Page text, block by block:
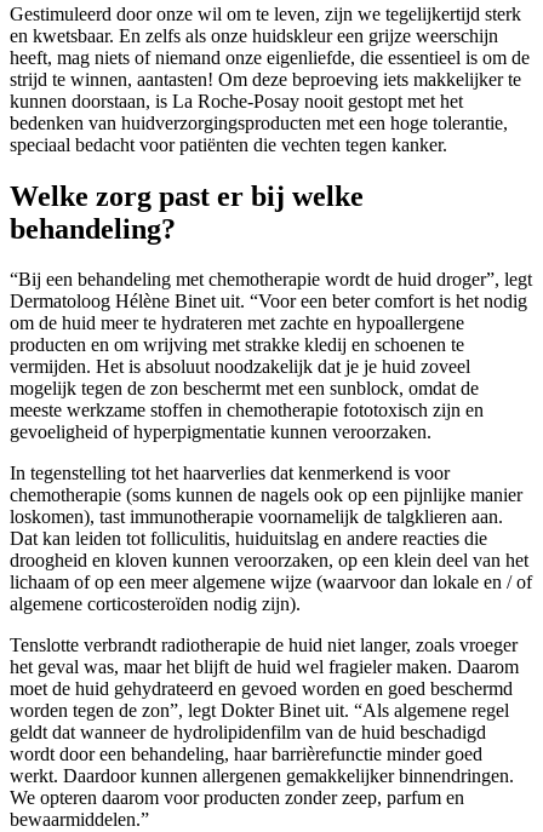
Gestimuleerd door onze wil om te leven, zijn we tegelijkertijd sterk
en kwetsbaar. En zelfs als onze huidskleur een grijze weerschijn
heeft, mag niets of niemand onze eigenliefde, die essentieel is om de
strijd te winnen, aantasten! Om deze beproeving iets makkelijker te
kunnen doorstaan, is La Roche-Posay nooit gestopt met het
bedenken van huidverzorgingsproducten met een hoge tolerantie,
speciaal bedacht voor patiënten die vechten tegen kanker.
Welke zorg past er bij welke
behandeling?
“Bij een behandeling met chemotherapie wordt de huid droger”, legt
Dermatoloog Hélène Binet uit. “Voor een beter comfort is het nodig
om de huid meer te hydrateren met zachte en hypoallergene
producten en om wrijving met strakke kledij en schoenen te
vermijden. Het is absoluut noodzakelijk dat je je huid zoveel
mogelijk tegen de zon beschermt met een sunblock, omdat de
meeste werkzame stoffen in chemotherapie fototoxisch zijn en
gevoeligheid of hyperpigmentatie kunnen veroorzaken.
In tegenstelling tot het haarverlies dat kenmerkend is voor
chemotherapie (soms kunnen de nagels ook op een pijnlijke manier
loskomen), tast immunotherapie voornamelijk de talgklieren aan.
Dat kan leiden tot folliculitis, huiduitslag en andere reacties die
droogheid en kloven kunnen veroorzaken, op een klein deel van het
lichaam of op een meer algemene wijze (waarvoor dan lokale en / of
algemene corticosteroïden nodig zijn).
Tenslotte verbrandt radiotherapie de huid niet langer, zoals vroeger
het geval was, maar het blijft de huid wel fragieler maken. Daarom
moet de huid gehydrateerd en gevoed worden en goed beschermd
worden tegen de zon”, legt Dokter Binet uit. “Als algemene regel
geldt dat wanneer de hydrolipidenfilm van de huid beschadigd
wordt door een behandeling, haar barrièrefunctie minder goed
werkt. Daardoor kunnen allergenen gemakkelijker binnendringen.
We opteren daarom voor producten zonder zeep, parfum en
bewaarmiddelen.”